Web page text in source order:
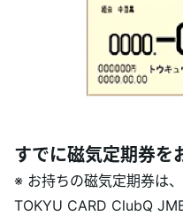
すでに磁気定期券を
※ お持ちの磁気定期券は
TOKYU CARD ClubQ